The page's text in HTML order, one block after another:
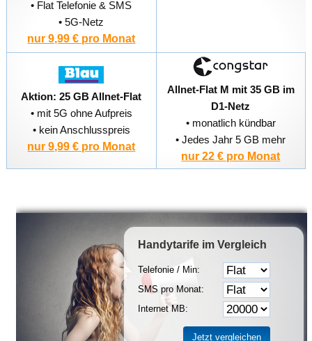
• Flat Telefonie & SMS
• 5G-Netz
nur 9,99 € pro Monat
Aktion: 25 GB Allnet-Flat
• mit 5G ohne Aufpreis
• kein Anschlusspreis
nur 9,99 € pro Monat
Allnet-Flat M mit 35 GB im
D1-Netz
• monatlich kündbar
• Jedes Jahr 5 GB mehr
nur 22 € pro Monat
Handytarife im Vergleich
Telefonie / Min:
SMS pro Monat:
Internet MB: